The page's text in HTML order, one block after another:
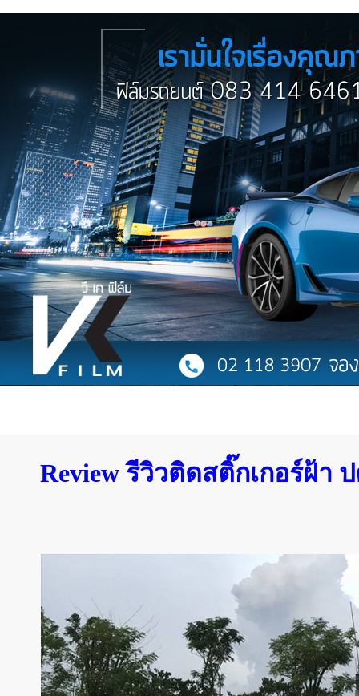
Review รีวิวติดสติ๊กเกอร์ฝ้า